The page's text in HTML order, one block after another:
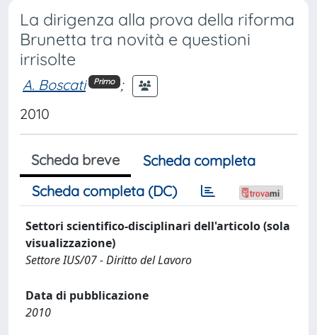
La dirigenza alla prova della riforma
Brunetta tra novità e questioni
irrisolte
A. Boscati Primo ;
2010
Scheda breve
Scheda completa
Scheda completa (DC)
Settori scientifico-disciplinari dell'articolo (sola
visualizzazione)
Settore IUS/07 - Diritto del Lavoro
Data di pubblicazione
2010